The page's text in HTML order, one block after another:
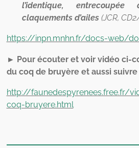
l’identique,
claquements d’ailes(JCR,
https://inpn.mnhn.fr/docs-web/
► Pour écouter et voir vidéo ci-
du coq de bruyère et aussi
http://faunedespyrenees.free.fr/
coq-bruyere.html